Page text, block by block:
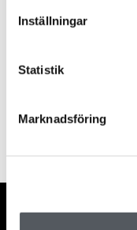
Inställningar
Statistik
Marknadsföring